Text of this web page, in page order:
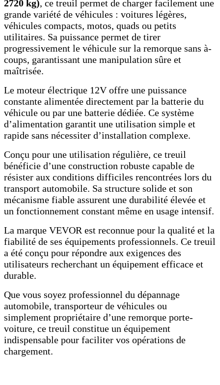
2720 kg), ce treuil permet de charger facilement une
grande variété de véhicules : voitures légères,
véhicules compacts, motos, quads ou petits
utilitaires. Sa puissance permet de tirer
progressivement le véhicule sur la remorque sans à-
coups, garantissant une manipulation sûre et
maîtrisée.
Le moteur électrique 12V offre une puissance
constante alimentée directement par la batterie du
véhicule ou par une batterie dédiée. Ce système
d’alimentation garantit une utilisation simple et
rapide sans nécessiter d’installation complexe.
Conçu pour une utilisation régulière, ce treuil
bénéficie d’une construction robuste capable de
résister aux conditions difficiles rencontrées lors du
transport automobile. Sa structure solide et son
mécanisme fiable assurent une durabilité élevée et
un fonctionnement constant même en usage intensif.
La marque VEVOR est reconnue pour la qualité et la
fiabilité de ses équipements professionnels. Ce treuil
a été conçu pour répondre aux exigences des
utilisateurs recherchant un équipement efficace et
durable.
Que vous soyez professionnel du dépannage
automobile, transporteur de véhicules ou
simplement propriétaire d’une remorque porte-
voiture, ce treuil constitue un équipement
indispensable pour faciliter vos opérations de
chargement.